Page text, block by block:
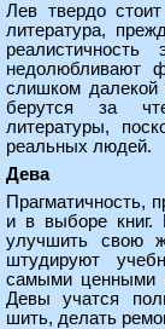
Лев твердо
литература,
недолюбливают
слишком далекой
берутся за
литературы,
реальных людей.
Дева
Прагматичность,
и в выборе книг.
улучшить свою
штудируют
самыми ценными
Девы учатся
шить, делать